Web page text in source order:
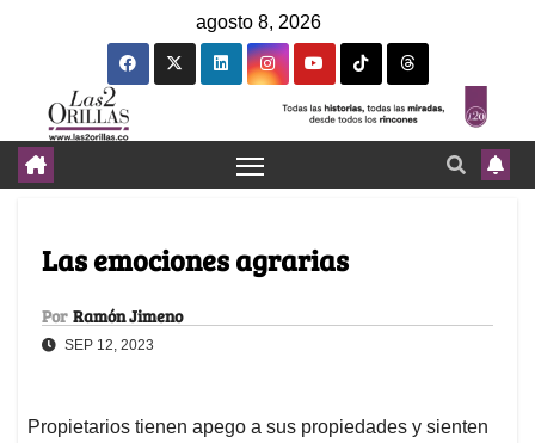
agosto 8, 2026
Las emociones agrarias
Por Ramón Jimeno
SEP 12, 2023
Propietarios tienen apego a sus propiedades y sienten